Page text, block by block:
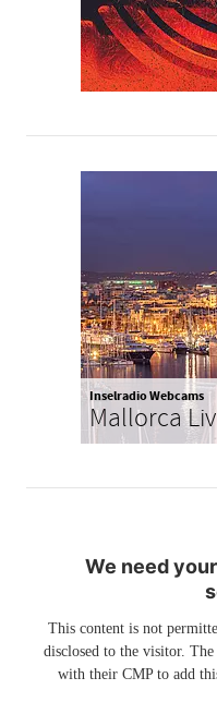
Inselradio Webcams
Mallorca
We need
This content is not
disclosed to the visitor. The
with their CMP to add